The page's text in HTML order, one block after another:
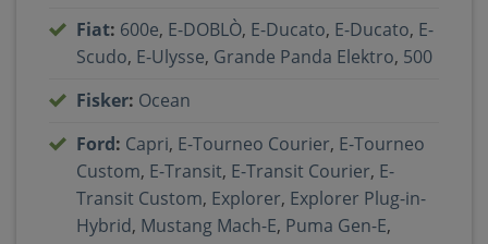
Fiat: 600e, E-DOBLÒ, E-Ducato, E-Ducato, E-
Scudo, E-Ulysse, Grande Panda Elektro, 500
Fisker: Ocean
Ford: Capri, E-Tourneo Courier, E-Tourneo
Custom, E-Transit, E-Transit Courier, E-
Transit Custom, Explorer, Explorer Plug-in-
Hybrid, Mustang Mach-E, Puma Gen-E,